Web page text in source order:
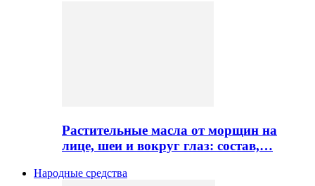
Растительные масла от морщин на
лице, шеи и вокруг глаз: состав,…
Народные средства